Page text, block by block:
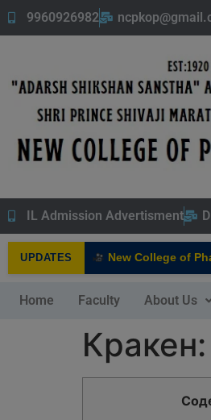
9960926982
IL Admission Advertisment
UPDATES
NEW New College of
Home Faculty About Us